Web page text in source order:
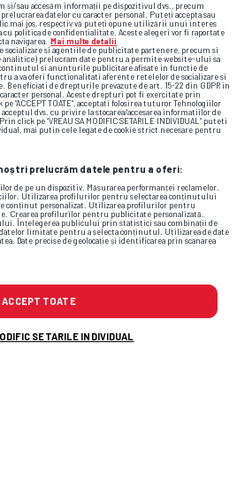
și/sau accesăm informații pe dispozitivul dvs., precum
datelor cu caracter personal. Puteți accepta sau
mai jos, respectiv vă puteți opune utilizării unui interes
politica de confidențialitate. Aceste alegeri vor fi raportate
navigarea. Mai multe detalii
si agentiile de publicitate partenere, precum si
prelucram date pentru a permite website-ului sa
si anunturile publicitare afisate in functie de
a va oferi functionalitati aferente retelelor de socializare si
Beneficiati de drepturile prevazute de art. 15-22 din GDPR in
personal. Aceste drepturi pot fi exercitate prin
pe “ACCEPT TOATE”, acceptati folosirea tuturor Tehnologiilor
dvs. cu privire la stocarea/accesarea informatiilor de
click pe “VREAU SA MODIFIC SETARILE INDIVIDUAL” puteti
mai putin cele legate de cookie strict necesare pentru
prelucrăm datele pentru a oferi:
de pe un dispozitiv. Măsurarea performanței reclamelor.
Utilizarea profilurilor pentru selectarea conținutului
conținut personalizat. Utilizarea profilurilor pentru
Crearea profilurilor pentru publicitate personalizată.
Înțelegerea publicului prin statistici sau combinații de
limitate pentru a selecta conținutul. Utilizarea de date
Date precise de geolocație și identificarea prin scanarea
ACCEPT TOATE
SETARILE INDIVIDUAL